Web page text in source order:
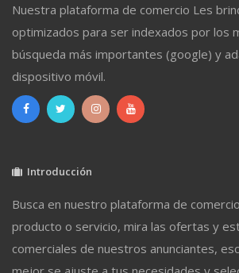
Nuestra plataforma de comercio Les
optimizados para ser indexados por los
búsqueda más importantes (google) y
dispositivo móvil.
Introducción
Busca en nuestro plataforma de
producto o servicio, mira las ofertas y
comerciales de nuestros anunciantes,